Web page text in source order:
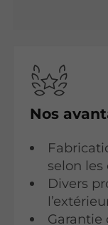
Nos
selon
Divers
Garantie